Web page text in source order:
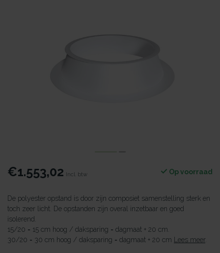
€1.553,02 Incl. btw Op voorraad
De polyester opstand is door zijn composiet samenstelling sterk en
toch zeer licht. De opstanden zijn overal inzetbaar en goed
isolerend.
15/20 = 15 cm hoog / daksparing = dagmaat + 20 cm.
30/20 = 30 cm hoog / daksparing = dagmaat + 20 cm
Lees meer.